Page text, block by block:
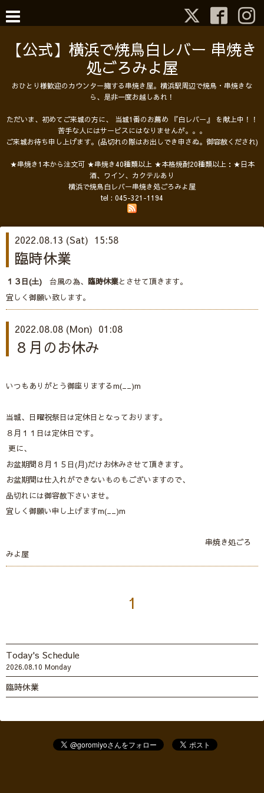
【公式】横浜で焼鳥白レバー 串焼き
処ごろみよ屋
おひとり様歓迎のカウンター擁する串焼き屋。横浜駅周辺で焼鳥・串焼きな
ら、是非一度お越しあれ！
ただいま、初めてご来城の方に、 当城1番のお薦め 『白レバー』 を献上中！！
苦手な人にはサービスにはなりませんが。。。
ご来城お待ち申し上げます。(品切れの際はお出しでき申さぬ。御容赦くだされ)
★串焼き1本から注文可 ★串焼き40種類以上 ★本格焼酎20種類以上：★日本
酒、ワイン、カクテルあり
横浜で焼鳥白レバー串焼き処ごろみよ屋
tel : 045-321-1194
2022.08.13 (Sat) 15:58
臨時休業
１３日(土) 台風の為、 臨時休業とさせて頂きます。
宜しく御願い致します。
2022.08.08 (Mon) 01:08
８月のお休み
いつもありがとう御座りまするm(__)m
当城、日曜祝祭日は定休日となっております。
８月１１日は定休日です。
更に、
お盆期間８月１５日(月)だけお休みさせて頂きます。
お盆期間は仕入れができないものもございますので、
品切れには御容赦下さいませ。
宜しく御願い申し上げますm(__)m
串焼き処ごろ
みよ屋
1
Today's Schedule
2026.08.10 Monday
臨時休業